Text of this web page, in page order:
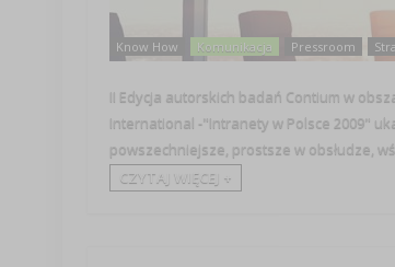
Know How Komunikacja Pressroom
II Edycja autorskich badań Contium w
International -"Intranety w Polsce 2009"
powszechniejsze, prostsze w obsłudze,
CZYTAJ WIĘCEJ +